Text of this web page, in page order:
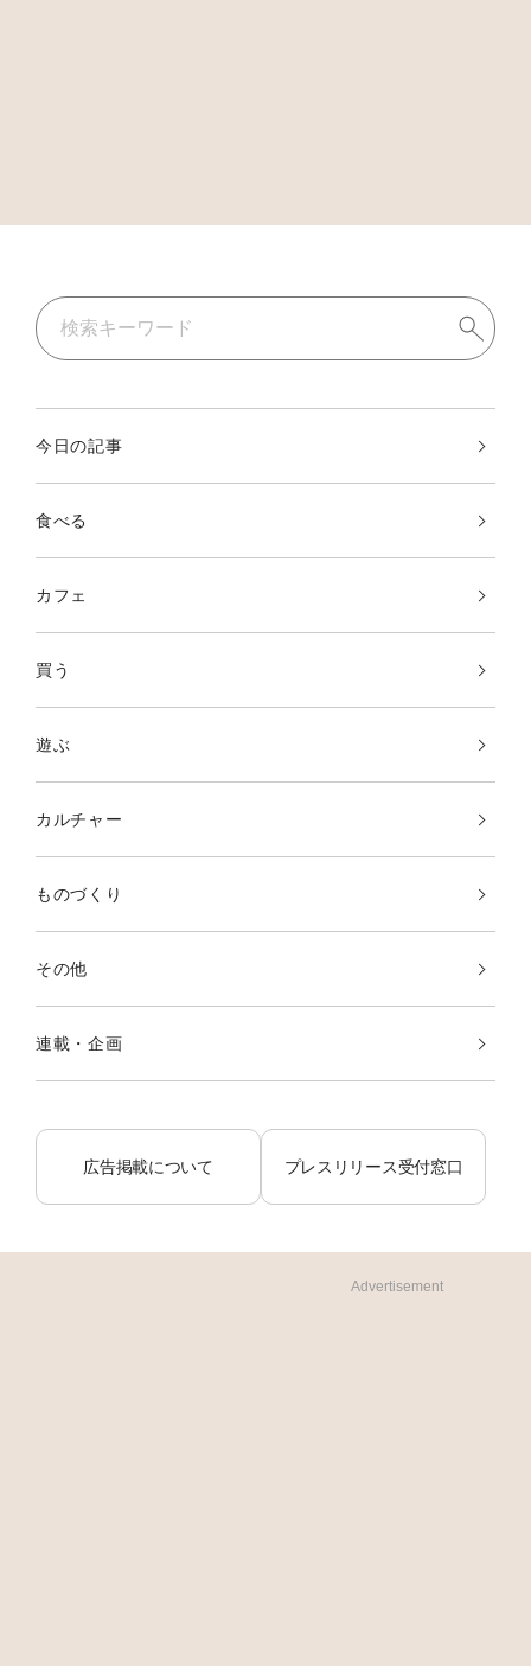
今日の記事
食べる
カフェ
買う
遊ぶ
カルチャー
ものづくり
その他
連載・企画
広告掲載について プレスリリース受付窓口
Advertisement